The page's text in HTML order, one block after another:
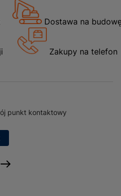
Dostawa na
Zakupy na telefon
punkt kontaktowy